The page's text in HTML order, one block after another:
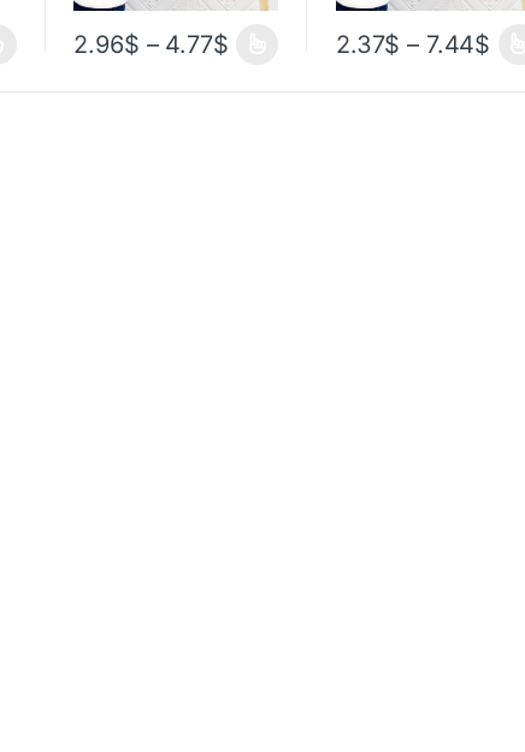
2.96$ – 4.77$ 2.37$ – 7.44$